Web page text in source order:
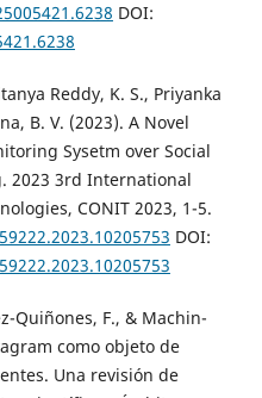
DOI:
Reddy, K. S., Priyanka
B. V. (2023). A Novel
Sysetm over Social
2023 3rd International
CONIT 2023, 1-5.
DOI:
Quiñones, F., & Machin-
como objeto de
Una revisión de